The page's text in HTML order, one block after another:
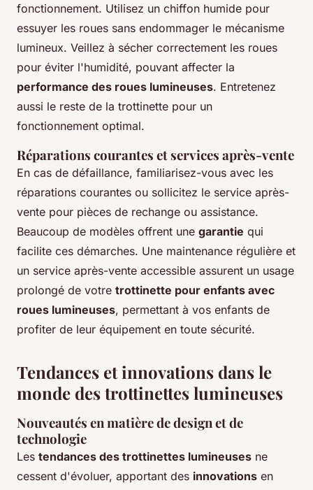
fonctionnement. Utilisez un chiffon humide pour
essuyer les roues sans endommager le mécanisme
lumineux. Veillez à sécher correctement les roues
pour éviter l'humidité, pouvant affecter la
performance des roues lumineuses. Entretenez
aussi le reste de la trottinette pour un
fonctionnement optimal.
Réparations courantes et services après-vente
En cas de défaillance, familiarisez-vous avec les
réparations courantes ou sollicitez le service après-
vente pour pièces de rechange ou assistance.
Beaucoup de modèles offrent une garantie qui
facilite ces démarches. Une maintenance régulière et
un service après-vente accessible assurent un usage
prolongé de votre trottinette pour enfants avec
roues lumineuses, permettant à vos enfants de
profiter de leur équipement en toute sécurité.
Tendances et innovations dans le
monde des trottinettes lumineuses
Nouveautés en matière de design et de
technologie
Les tendances des trottinettes lumineuses ne
cessent d'évoluer, apportant des innovations en